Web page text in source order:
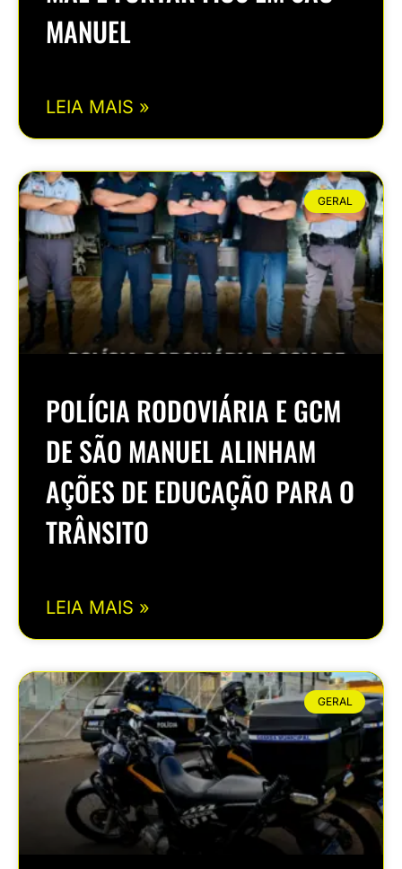
MANUEL
LEIA MAIS »
GERAL
POLÍCIA RODOVIÁRIA E GCM
DE SÃO MANUEL ALINHAM
AÇÕES DE EDUCAÇÃO PARA O
TRÂNSITO
LEIA MAIS »
GERAL